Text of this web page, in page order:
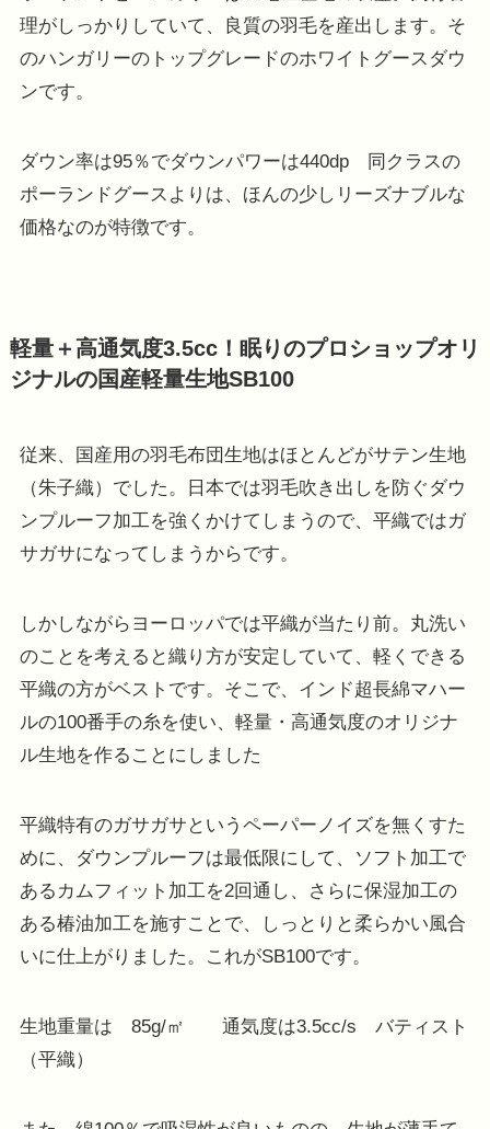
理がしっかりしていて、良質の羽毛を産出します。そ
のハンガリーのトップグレードのホワイトグースダウ
ンです。
ダウン率は95％でダウンパワーは440dp 同クラスの
ポーランドグースよりは、ほんの少しリーズナブルな
価格なのが特徴です。
軽量＋高通気度3.5cc！眠りのプロショップオリ
ジナルの国産軽量生地SB100
従来、国産用の羽毛布団生地はほとんどがサテン生地
（朱子織）でした。日本では羽毛吹き出しを防ぐダウ
ンプルーフ加工を強くかけてしまうので、平織ではガ
サガサになってしまうからです。
しかしながらヨーロッパでは平織が当たり前。丸洗い
のことを考えると織り方が安定していて、軽くできる
平織の方がベストです。そこで、インド超長綿マハー
ルの100番手の糸を使い、軽量・高通気度のオリジナ
ル生地を作ることにしました
平織特有のガサガサというペーパーノイズを無くすた
めに、ダウンプルーフは最低限にして、ソフト加工で
あるカムフィット加工を2回通し、さらに保湿加工の
ある椿油加工を施すことで、しっとりと柔らかい風合
いに仕上がりました。これがSB100です。
生地重量は 85g/㎡ 通気度は3.5cc/s バティスト
（平織）